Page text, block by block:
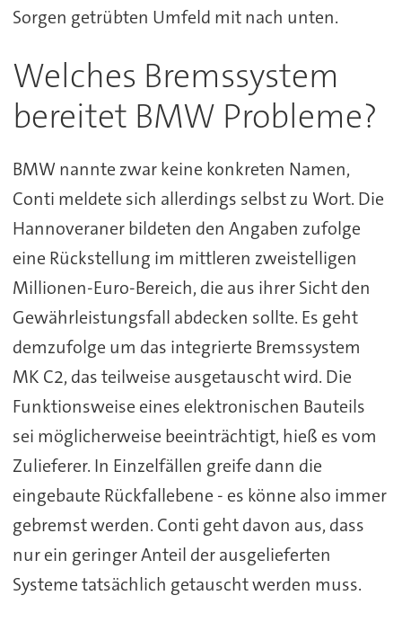
Sorgen getrübten Umfeld mit nach unten.
Welches Bremssystem
bereitet BMW Probleme?
BMW nannte zwar keine konkreten Namen,
Conti meldete sich allerdings selbst zu Wort. Die
Hannoveraner bildeten den Angaben zufolge
eine Rückstellung im mittleren zweistelligen
Millionen-Euro-Bereich, die aus ihrer Sicht den
Gewährleistungsfall abdecken sollte. Es geht
demzufolge um das integrierte Bremssystem
MK C2, das teilweise ausgetauscht wird. Die
Funktionsweise eines elektronischen Bauteils
sei möglicherweise beeinträchtigt, hieß es vom
Zulieferer. In Einzelfällen greife dann die
eingebaute Rückfallebene - es könne also immer
gebremst werden. Conti geht davon aus, dass
nur ein geringer Anteil der ausgelieferten
Systeme tatsächlich getauscht werden muss.